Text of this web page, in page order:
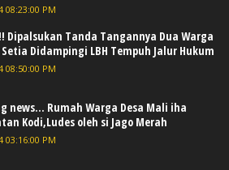
08:23:00 PM
Dipalsukan Tanda Tangannya Dua Warga
Didampingi LBH Tempuh Jalur Hukum
08:50:00 PM
news... Rumah Warga Desa Mali iha
Kodi,Ludes oleh si Jago Merah
03:16:00 PM